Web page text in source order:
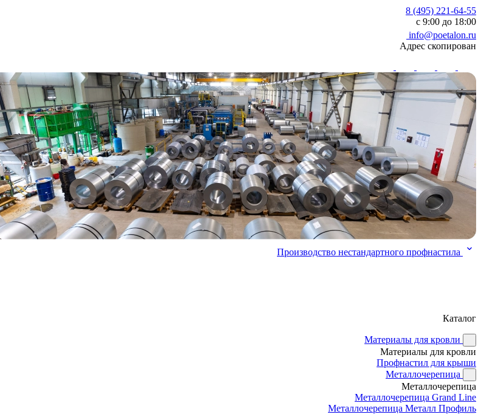
8 (495) 221-64-55
с 9:00 до 18:00
info@poetalon.ru
Адрес скопирован
Производство нестандартного профнастила
Каталог
Материалы для кровли
Материалы для кровли
Профнастил для крыши
Металлочерепица
Металлочерепица
Металлочерепица Grand Line
Металлочерепица Металл Профиль